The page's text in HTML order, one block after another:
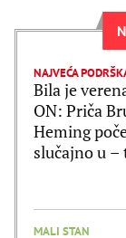
Bila je
ON: Priča
Heming
slučajno u
MALI STAN